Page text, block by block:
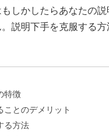
しかしたらあなたの
説明下手を克服する方
特徴
ことのデメリット
る方法